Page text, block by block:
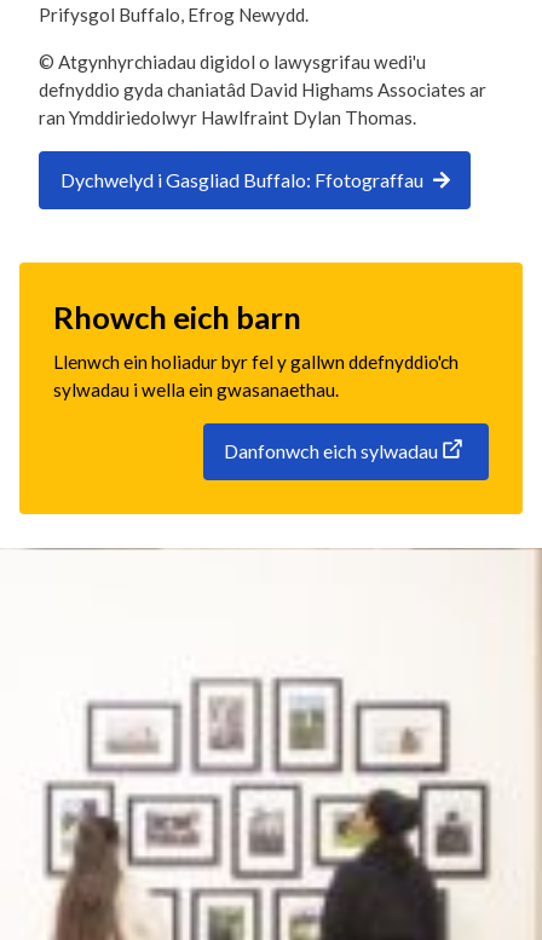
Prifysgol Buffalo, Efrog Newydd.
© Atgynhyrchiadau digidol o lawysgrifau wedi'u
defnyddio gyda chaniatâd David Highams Associates ar
ran Ymddiriedolwyr Hawlfraint Dylan Thomas.
Dychwelyd i Gasgliad Buffalo: Ffotograffau
Rhowch eich barn
Llenwch ein holiadur byr fel y gallwn ddefnyddio'ch
sylwadau i wella ein gwasanaethau.
Danfonwch eich sylwadau